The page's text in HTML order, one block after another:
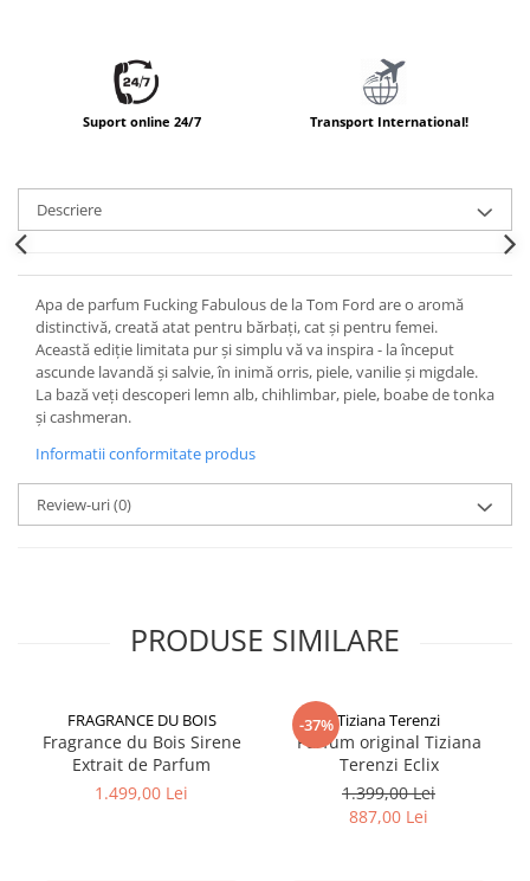
Suport online 24/7 Transport International!
Descriere
Apa de parfum Fucking Fabulous de la Tom Ford are o aromă
distinctivă, creată atat pentru bărbați, cat și pentru femei.
Această ediție limitata pur și simplu vă va inspira - la început
ascunde lavandă și salvie, în inimă orris, piele, vanilie și migdale.
La bază veți descoperi lemn alb, chihlimbar, piele, boabe de tonka
și cashmeran.
Informatii conformitate produs
Review-uri(0)
PRODUSE SIMILARE
FRAGRANCE DU BOIS
Fragrance du Bois Sirene
Extrait de Parfum
1.499,00 Lei
-37%Tiziana Terenzi
Parfum original Tiziana
Terenzi Eclix
1.399,00 Lei
887,00 Lei